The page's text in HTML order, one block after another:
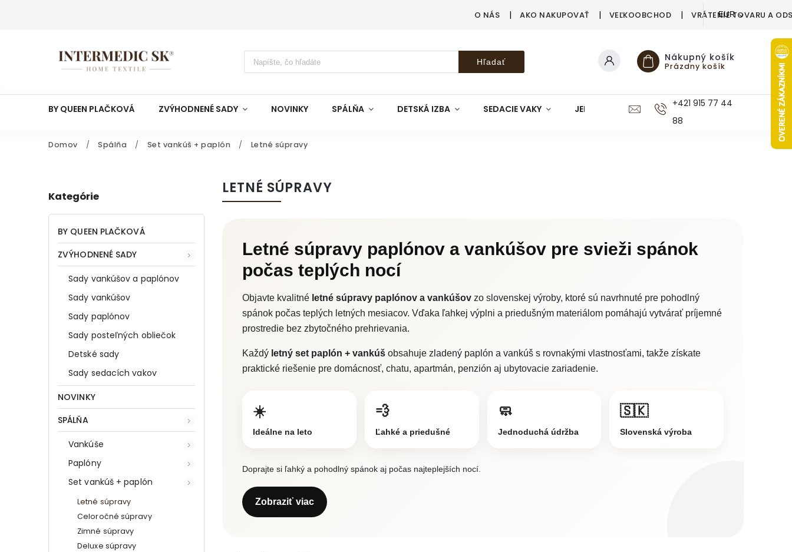
O NÁS AKO NAKUPOVAŤ VEĽKOOBCHOD VRÁTENIE TOVARU A
EUR
Hľadať Nákupný košík
Prázdny košík
BY QUEEN PLAČKOVÁ ZVÝHODNENÉ SADY NOVINKY SPÁLŇA DETSKÁ IZBA SEDACIE VAKY JEDÁLEŇ KUCHYŇA KÚPEĽŇA
+421 915 77 44
88
Domov / Spálňa / Set vankúš + paplón / Letné súpravy
Kategórie
BY QUEEN PLAČKOVÁ
ZVÝHODNENÉ SADY
Sady vankúšov a paplónov
Sady vankúšov
Sady paplónov
Sady posteľných obliečok
Detské sady
Sady sedacích vakov
NOVINKY
SPÁLŇA
Vankúše
Paplóny
Set vankúš + paplón
Letné súpravy
Celoročné súpravy
Zimné súpravy
Deluxe súpravy
LETNÉ SÚPRAVY
Letné súpravy paplónov a vankúšov pre svieži spánok
počas teplých nocí
Objavte kvalitné letné súpravy paplónov a vankúšov zo slovenskej výroby, ktoré sú navrhnuté pre pohodlný
spánok počas teplých letných mesiacov. Vďaka ľahkej výplni a priedušným materiálom pomáhajú vytvárať príjemné
prostredie bez zbytočného prehrievania.
Každý letný set paplón + vankúš obsahuje zladený paplón a vankúš s rovnakými vlastnosťami, takže získate
praktické riešenie pre domácnosť, chatu, apartmán, penzión aj ubytovacie zariadenie.
☀️
Ideálne na leto
💨
Ľahké a priedušné
🧼
Jednoduchá údržba
🇸🇰
Slovenská výroba
Doprajte si ľahký a pohodlný spánok aj počas najteplejších nocí.
Zobraziť viac